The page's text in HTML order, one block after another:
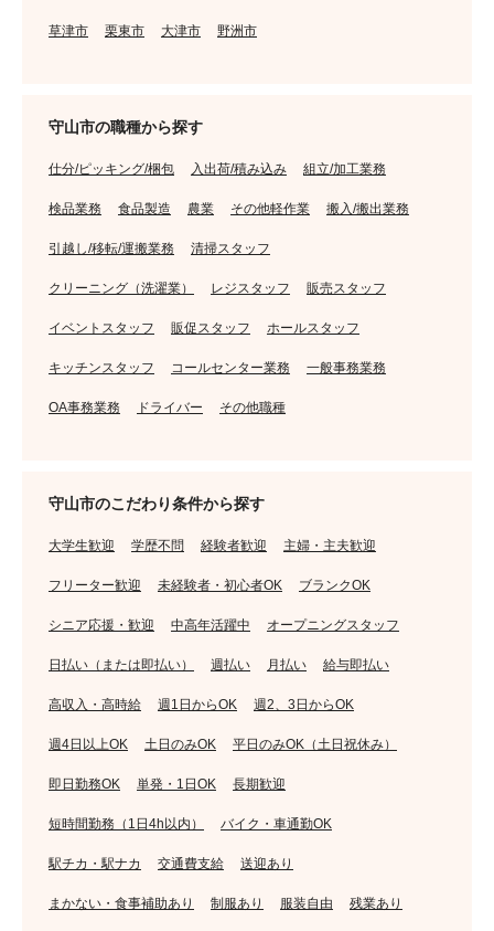
草津市 栗東市 大津市 野洲市
守山市の職種から探す
仕分/ピッキング/梱包 入出荷/積み込み 組立/加工業務
検品業務 食品製造 農業 その他軽作業 搬入/搬出業務
引越し/移転/運搬業務 清掃スタッフ
クリーニング（洗濯業） レジスタッフ 販売スタッフ
イベントスタッフ 販促スタッフ ホールスタッフ
キッチンスタッフ コールセンター業務 一般事務業務
OA事務業務 ドライバー その他職種
守山市のこだわり条件から探す
大学生歓迎 学歴不問 経験者歓迎 主婦・主夫歓迎
フリーター歓迎 未経験者・初心者OK ブランクOK
シニア応援・歓迎 中高年活躍中 オープニングスタッフ
日払い（または即払い） 週払い 月払い 給与即払い
高収入・高時給 週1日からOK 週2、3日からOK
週4日以上OK 土日のみOK 平日のみOK（土日祝休み）
即日勤務OK 単発・1日OK 長期歓迎
短時間勤務（1日4h以内） バイク・車通勤OK
駅チカ・駅ナカ 交通費支給 送迎あり
まかない・食事補助あり 制服あり 服装自由 残業あり